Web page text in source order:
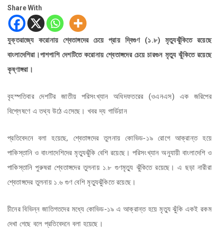
Share With
যুক্তরাজ্যে করোনায় শ্বেতাঙ্গদের চেয়ে প্রায় দ্বিগুণ (১.৮) মৃত্যুঝুঁকিতে রয়েছে
বাংলাদেশিরা।পাশপাশি দেশটিতে করোনায় শ্বেতাঙ্গদের চেয়ে চারগুন মৃত্যু ঝুঁকিতে রয়েছে
কৃষ্ণাঙ্গরা।
বৃহস্পতিবার দেশটির জাতীয় পরিসংখ্যান অধিদফতরের (ওএনএস) এক জরিপের
বিশ্লেষণে এ তথ্য উঠে এসেছে। খবর দ্য গার্ডিয়ান
প্রতিবেদনে বলা হয়েছে, শ্বেতাঙ্গদের তুলনায় কোভিড-১৯ রোগে আক্রান্ত হয়ে
পাকিস্তানি ও বাংলাদেশিদের মৃত্যুঝুঁকি বেশি রয়েছে। পরিসংখ্যান অনুযায়ী বাংলাদেশি ও
পাকিস্তানি পুরুষরা শ্বেতাঙ্গদের তুলনায় ১.৮ গুণমৃত্যু ঝুঁকিতে রয়েছে। এ ছড়া নারীরা
শ্বেতাঙ্গদের তুলনায় ১.৬ গুণ বেশি মৃত্যুঝুঁকিতে রয়েছে।
চীনের বিভিন্ন জাতিগতদের মধ্যে কোভিড-১৯ এ আক্রান্ত হয়ে মৃত্যু ঝুঁকি একই রকম
দেখা গেছে বলে প্রতিবেদনে বলা হয়েছে।